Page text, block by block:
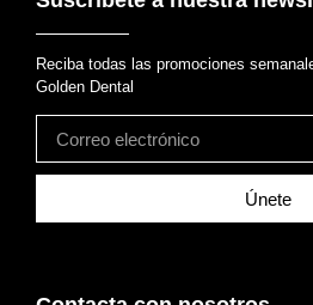
Reciba todas las promociones
Golden Dental
Únete